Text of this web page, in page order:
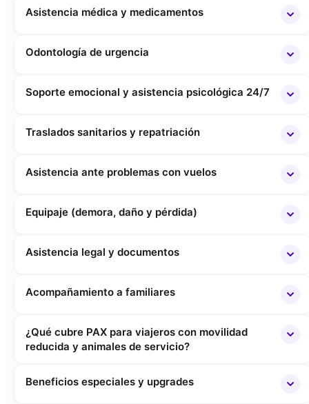
Asistencia médica y medicamentos
Odontología de urgencia
Soporte emocional y asistencia psicológica 24/7
Traslados sanitarios y repatriación
Asistencia ante problemas con vuelos
Equipaje (demora, daño y pérdida)
Asistencia legal y documentos
Acompañamiento a familiares
¿Qué cubre PAX para viajeros con movilidad
reducida y animales de servicio?
Beneficios especiales y upgrades